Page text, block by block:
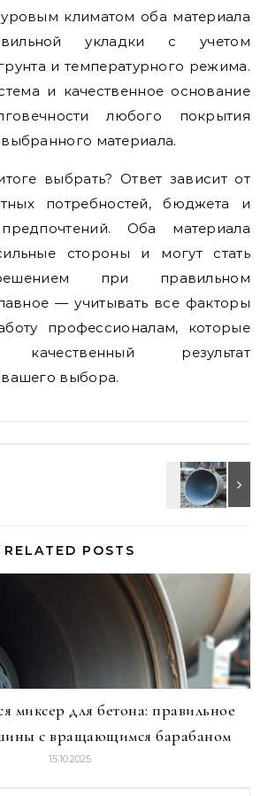
климатом оба материала
укладки с учетом
и температурного режима.
и качественное основание
любого покрытия
материала.
выбрать? Ответ зависит от
потребностей, бюджета и
предпочтений. Оба материала
стороны и могут стать
при правильном
— учитывать все факторы
профессионалам, которые
качественный результат
выбора.
RELATED POSTS
миксер для бетона: правильное
с вращающимся барабаном
15.10.2025